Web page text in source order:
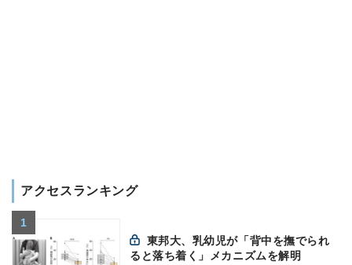
アクセスランキング
ると落ち着く」メカニズムを解明